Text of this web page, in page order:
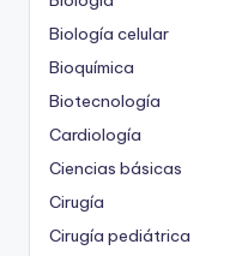
Biología celular
Bioquímica
Biotecnología
Cardiología
Ciencias básicas
Cirugía
Cirugía pediátrica